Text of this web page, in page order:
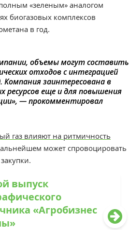
«зеленым» аналогом
биогазовых комплексов
в год.
объемы могут составить
отходов с интеграцией
Компания заинтересована в
ресурсов еще и для повышения
— прокомментировал
газ влияют на ритмичность
может спровоцировать
выпуск
«Агробизнес